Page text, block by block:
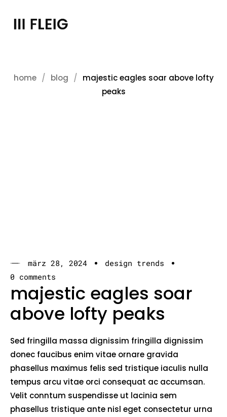
home blog
majestic eagles soar above lofty
peaks
märz 28, 2024
design trends
0 comments
majestic eagles soar
above lofty peaks
Sed fringilla massa dignissim fringilla dignissim
donec faucibus enim vitae ornare gravida
phasellus maximus felis sed tristique iaculis nulla
tempus arcu vitae orci consequat ac accumsan.
Velit conntum suspendisse ut lacinia sem
phasellus tristique ante nisl eget consectetur urna